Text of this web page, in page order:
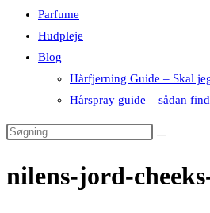
Parfume
Hudpleje
Blog
Hårfjerning Guide – Skal
Hårspray guide – sådan
nilens-jord-